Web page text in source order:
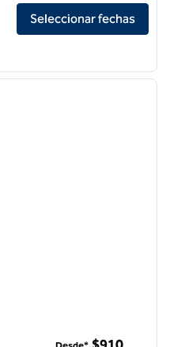
Angeles, Curio Collection by
Seleccionar fechas